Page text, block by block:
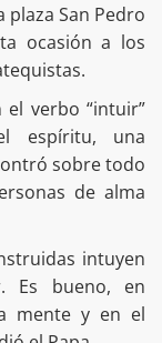
plaza San Pedro
ocasión a los
el verbo “intuir”
espíritu, una
sobre todo
de alma
intuyen
Es bueno, en
mente y en el